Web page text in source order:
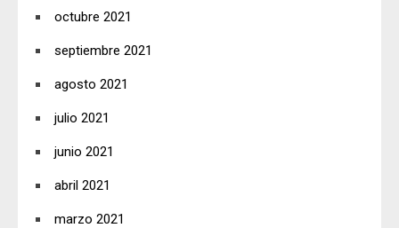
octubre 2021
septiembre 2021
agosto 2021
julio 2021
junio 2021
abril 2021
marzo 2021